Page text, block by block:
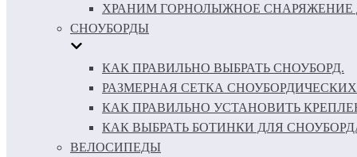
ХРАНИМ ГОРНОЛЫЖНОЕ
СНОУБОРДЫ
КАК ПРАВИЛЬНО ВЫБРАТЬ СНОУБОРД.
РАЗМЕРНАЯ СЕТКА
КАК ПРАВИЛЬНО УСТАНОВИТЬ
КАК ВЫБРАТЬ БОТИНКИ ДЛЯ
ВЕЛОСИПЕДЫ